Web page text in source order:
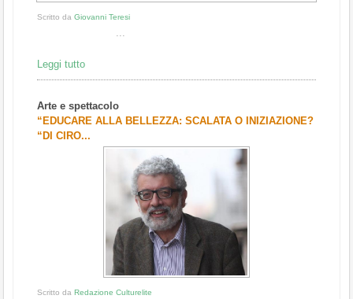
Scritto da Giovanni Teresi
...
Leggi tutto
Arte e spettacolo
“EDUCARE ALLA BELLEZZA: SCALATA O INIZIAZIONE?
“DI CIRO...
Scritto da Redazione Culturelite